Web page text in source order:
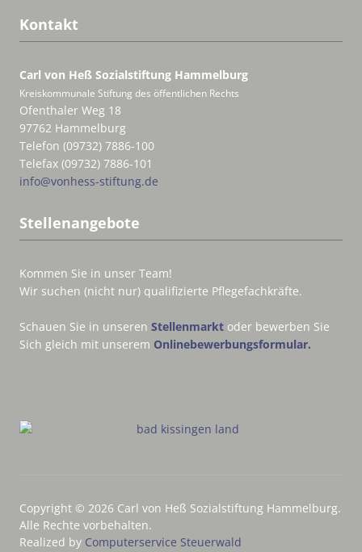
Kontakt
Carl von Heß Sozialstiftung Hammelburg
Kreiskommunale Stiftung des öffentlichen Rechts
Ofenthaler Weg 18
97762 Hammelburg
Telefon (09732) 7886-100
Telefax (09732) 7886-101
info@vonhess-stiftung.de
Stellenangebote
Kommen Sie in unser Team!
Wir suchen (nicht nur) qualifizierte Pflegefachkräfte.
Schauen Sie in unseren Stellenmarkt oder bewerben Sie
Sich gleich mit unserem Onlinebewerbungsformular.
Copyright © 2026 Carl von Heß Sozialstiftung Hammelburg.
Alle Rechte vorbehalten.
Realized by Computerservice Steuerwald